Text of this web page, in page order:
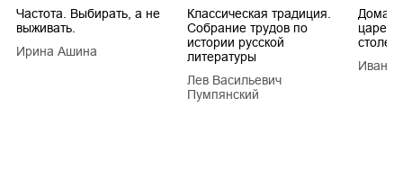
Частота. Выбирать, а не
выживать.
Ирина Ашина
Классическая традиция.
Собрание трудов по
истории русской
литературы
Лев Васильевич
Пумпянский
царей
Иван